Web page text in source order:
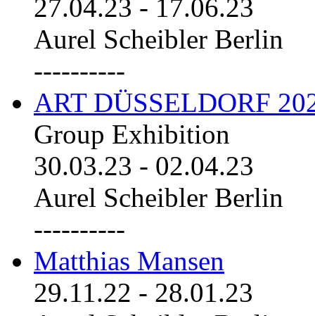
27.04.23 - 17.06.23
Aurel Scheibler Berlin
----------
ART DÜSSELDORF
Group Exhibition
30.03.23 - 02.04.23
Aurel Scheibler Berlin
----------
Matthias Mansen
29.11.22 - 28.01.23